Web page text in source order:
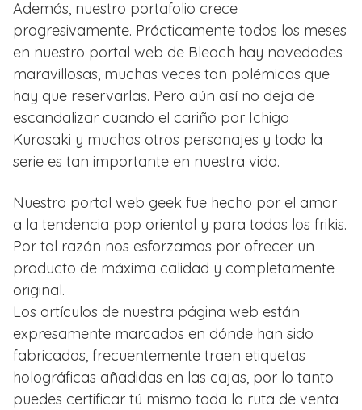
Además, nuestro portafolio crece
progresivamente. Prácticamente todos los meses
en nuestro portal web de Bleach hay novedades
maravillosas, muchas veces tan polémicas que
hay que reservarlas. Pero aún así no deja de
escandalizar cuando el cariño por Ichigo
Kurosaki y muchos otros personajes y toda la
serie es tan importante en nuestra vida.
Nuestro portal web geek fue hecho por el amor
a la tendencia pop oriental y para todos los frikis.
Por tal razón nos esforzamos por ofrecer un
producto de máxima calidad y completamente
original.
Los artículos de nuestra página web están
expresamente marcados en dónde han sido
fabricados, frecuentemente traen etiquetas
holográficas añadidas en las cajas, por lo tanto
puedes certificar tú mismo toda la ruta de venta